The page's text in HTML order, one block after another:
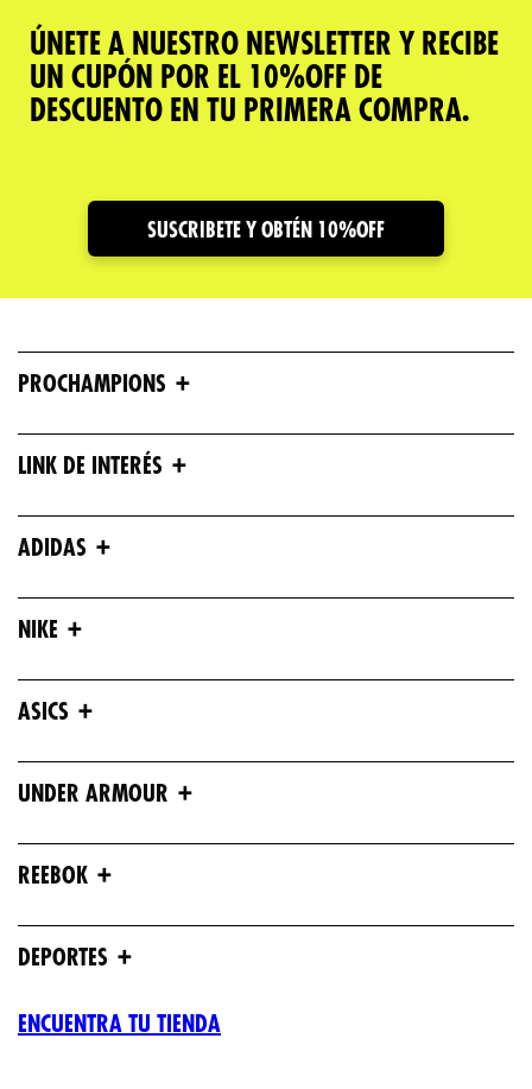
ÚNETE A NUESTRO NEWSLETTER Y RECIBE
UN CUPÓN POR EL 10%OFF DE
DESCUENTO EN TU PRIMERA COMPRA.
SUSCRIBETE Y OBTÉN 10%OFF
PROCHAMPIONS +
LINK DE INTERÉS +
ADIDAS +
NIKE +
ASICS +
UNDER ARMOUR +
REEBOK +
DEPORTES +
ENCUENTRA TU TIENDA